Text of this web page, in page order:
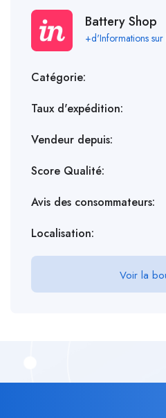
Battery Shop
+d'Informations
Catégorie:
Taux d'expédition:
Vendeur depuis:
Score Qualité:
Avis des consommateurs:
Localisation:
Voir la